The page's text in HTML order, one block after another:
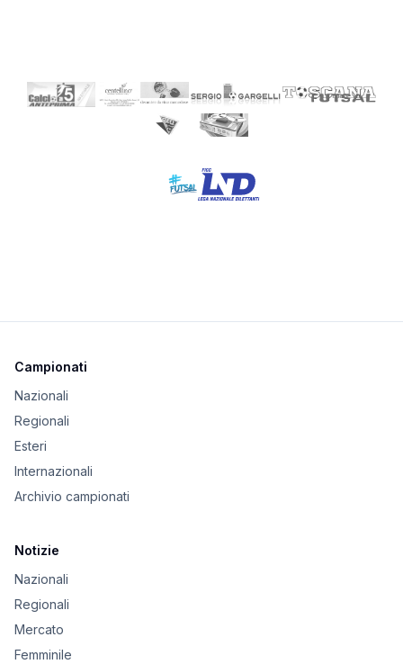
Campionati
Nazionali
Regionali
Esteri
Internazionali
Archivio campionati
Notizie
Nazionali
Regionali
Mercato
Femminile